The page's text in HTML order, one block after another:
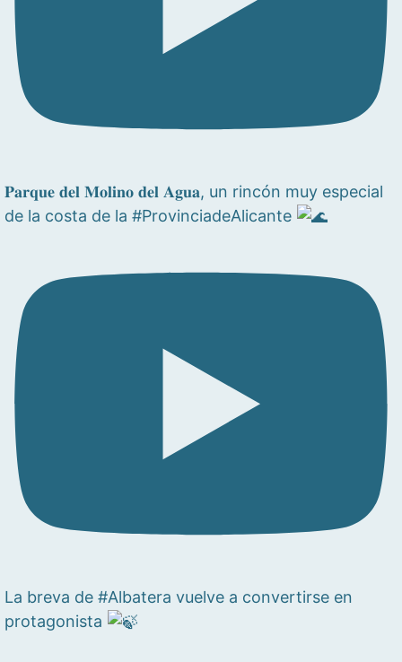
𝐏𝐚𝐫𝐪𝐮𝐞 𝐝𝐞𝐥 𝐌𝐨𝐥𝐢𝐧𝐨 𝐝𝐞𝐥 𝐀𝐠𝐮𝐚, un rincón muy especial
de la costa de la #ProvinciadeAlicante
La breva de #Albatera vuelve a convertirse en
protagonista